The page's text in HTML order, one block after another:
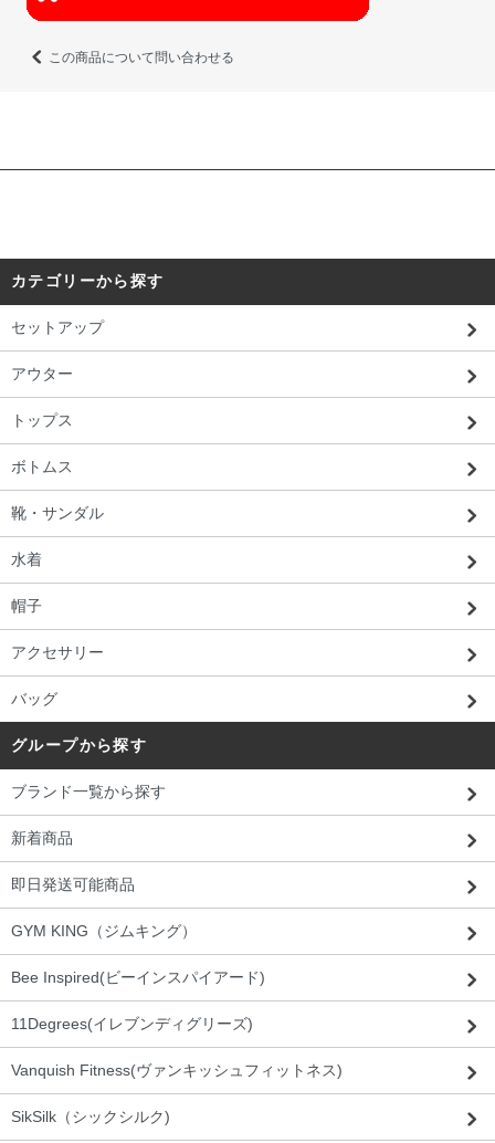
この商品について問い合わせる
カテゴリーから探す
セットアップ
アウター
トップス
ボトムス
靴・サンダル
水着
帽子
アクセサリー
バッグ
グループから探す
ブランド一覧から探す
新着商品
即日発送可能商品
GYM KING（ジムキング）
Bee Inspired(ビーインスパイアード)
11Degrees(イレブンディグリーズ)
Vanquish Fitness(ヴァンキッシュフィットネス)
SikSilk（シックシルク)